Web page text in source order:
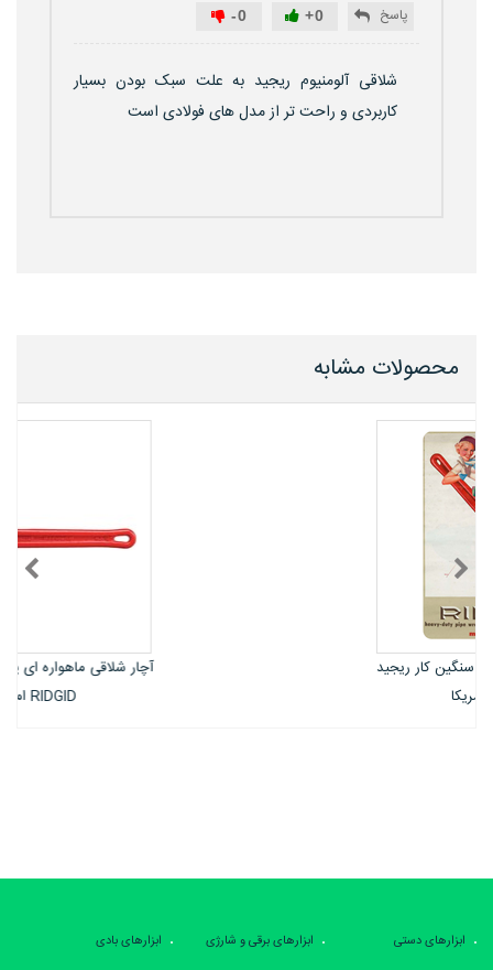
پاسخ
0
+
0
-
شلاقی آلومنیوم ریجید به علت سبک بودن بسیار
کاربردی و راحت تر از مدل های فولادی است
محصولات مشابه
آچار شلاقی ماهواره ای یا همه کاره ریجید
ابزارهای دستی ابزارهای برقی و شارژی
ابزارهای بادی